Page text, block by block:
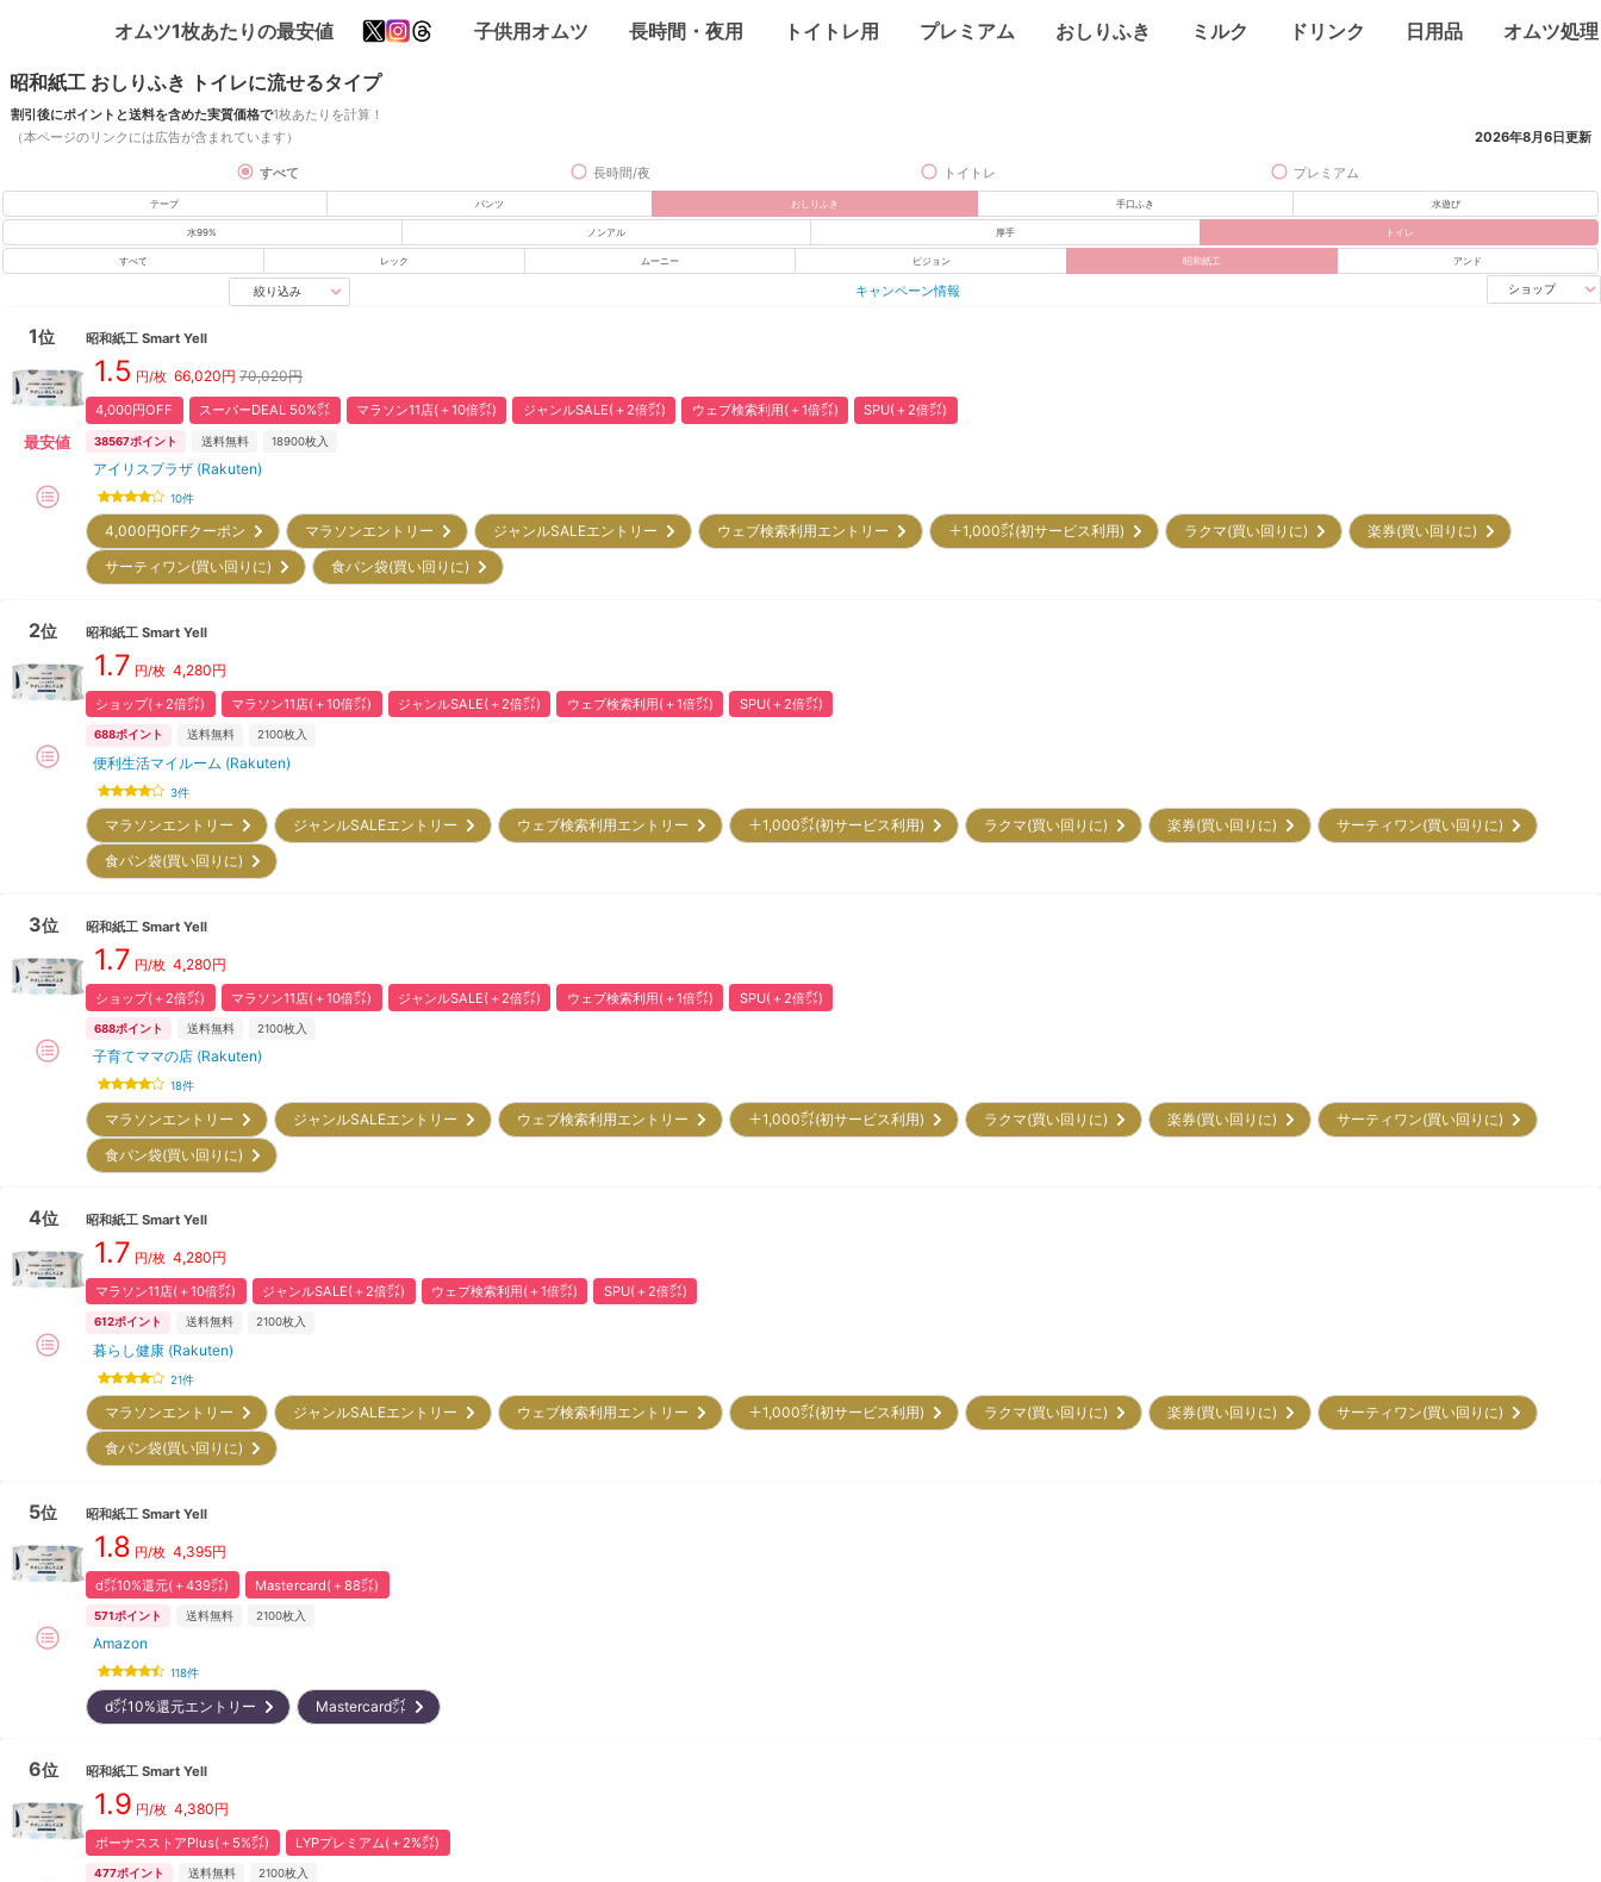
オムツ1枚あたりの最安値 子供用オムツ 長時間・夜用 トイトレ用 プレミアム おしりふき ミルク ドリンク 日用品 オムツ処理
昭和紙工 おしりふき トイレに流せるタイプ
割引後にポイントと送料を含めた実質価格で1枚あたりを計算！
（本ページのリンクには広告が含まれています）
2026年8月6日更新
すべて 長時間/夜 トイトレ プレミアム
テープ パンツ おしりふき 手口ふき 水遊び
水99% ノンアル 厚手 トイレ
すべて レック ムーニー ピジョン 昭和紙工 アンド
絞り込み キャンペーン情報 ショップ
1位
最安値
昭和紙工 Smart Yell
1.5 円/枚 66,020円 70,020円
4,000円OFF スーパーDEAL 50%㌽ マラソン11店(＋10倍㌽) ジャンルSALE(＋2倍㌽) ウェブ検索利用(＋1倍㌽) SPU(＋2倍㌽)
38567ポイント 送料無料 18900枚入
アイリスプラザ (Rakuten)
10件
4,000円OFFクーポン マラソンエントリー ジャンルSALEエントリー ウェブ検索利用エントリー ＋1,000㌽(初サービス利用) ラクマ(買い回りに)
楽券(買い回りに)
サーティワン(買い回りに)
食パン袋(買い回りに)
2位 昭和紙工 Smart Yell
1.7 円/枚 4,280円
ショップ(＋2倍㌽) マラソン11店(＋10倍㌽) ジャンルSALE(＋2倍㌽) ウェブ検索利用(＋1倍㌽) SPU(＋2倍㌽)
688ポイント 送料無料 2100枚入
便利生活マイルーム (Rakuten)
3件
マラソンエントリー ジャンルSALEエントリー ウェブ検索利用エントリー ＋1,000㌽(初サービス利用) ラクマ(買い回りに) 楽券(買い回りに)
サーティワン(買い回りに)
食パン袋(買い回りに)
3位 昭和紙工 Smart Yell
1.7 円/枚 4,280円
ショップ(＋2倍㌽) マラソン11店(＋10倍㌽) ジャンルSALE(＋2倍㌽) ウェブ検索利用(＋1倍㌽) SPU(＋2倍㌽)
688ポイント 送料無料 2100枚入
子育てママの店 (Rakuten)
18件
マラソンエントリー ジャンルSALEエントリー ウェブ検索利用エントリー ＋1,000㌽(初サービス利用) ラクマ(買い回りに) 楽券(買い回りに)
サーティワン(買い回りに)
食パン袋(買い回りに)
4位 昭和紙工 Smart Yell
1.7 円/枚 4,280円
マラソン11店(＋10倍㌽) ジャンルSALE(＋2倍㌽) ウェブ検索利用(＋1倍㌽) SPU(＋2倍㌽)
612ポイント 送料無料 2100枚入
暮らし健康 (Rakuten)
21件
マラソンエントリー ジャンルSALEエントリー ウェブ検索利用エントリー ＋1,000㌽(初サービス利用) ラクマ(買い回りに) 楽券(買い回りに)
サーティワン(買い回りに)
食パン袋(買い回りに)
5位 昭和紙工 Smart Yell
1.8 円/枚 4,395円
d㌽10%還元(＋439㌽) Mastercard(＋88㌽)
571ポイント 送料無料 2100枚入
Amazon
118件
d㌽10%還元エントリー Mastercard㌽
6位 昭和紙工 Smart Yell
1.9 円/枚 4,380円
ボーナスストアPlus(＋5%㌽) LYPプレミアム(＋2%㌽)
477ポイント 送料無料 2100枚入